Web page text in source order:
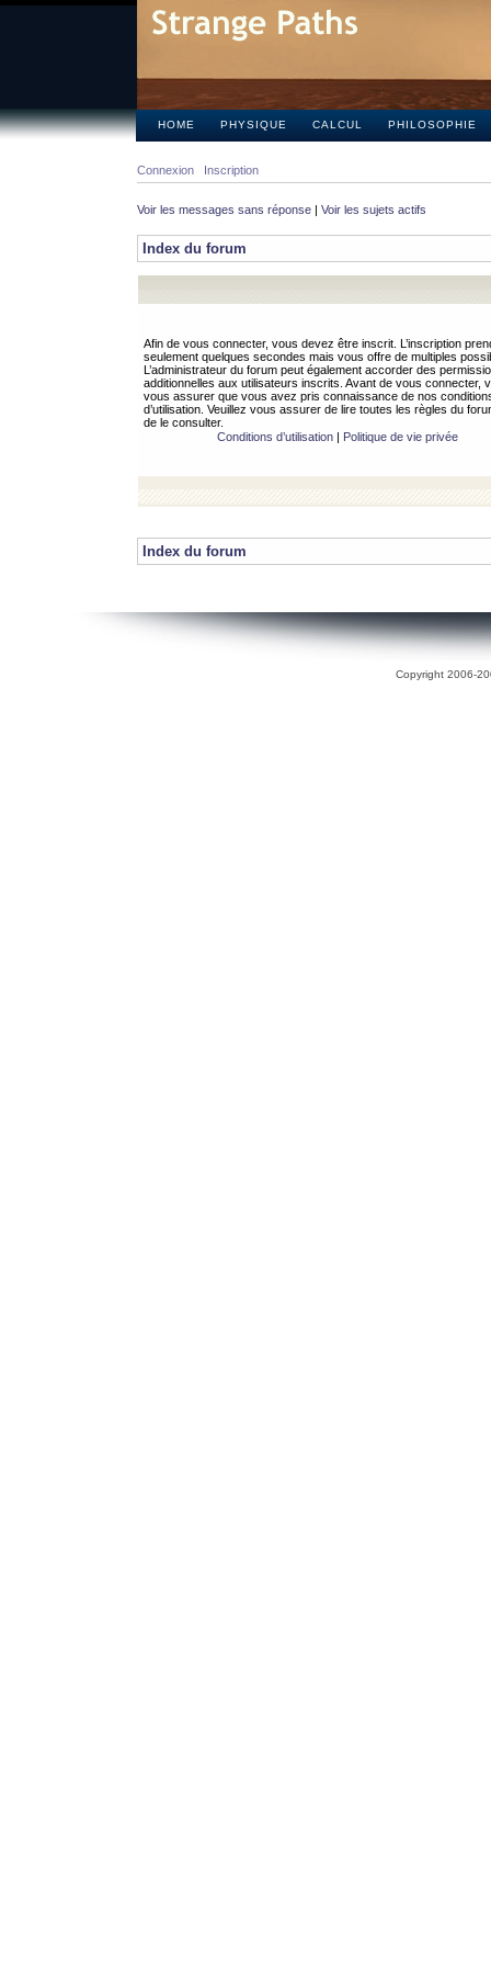
HOME PHYSIQUE CALCUL PHILOSOPHIE
Connexion Inscription
Voir les messages sans réponse | Voir les sujets actifs
Index du forum
Afin de vous connecter, vous devez être inscrit. L’inscription
seulement quelques secondes mais vous offre de multiples
L’administrateur du forum peut également accorder des
additionnelles aux utilisateurs inscrits. Avant de vous connecter,
vous assurer que vous avez pris connaissance de nos
d’utilisation. Veuillez vous assurer de lire toutes les règles du
de le consulter.
Conditions d’utilisation| Politique de vie privée
Index du forum
Copyright 2006-